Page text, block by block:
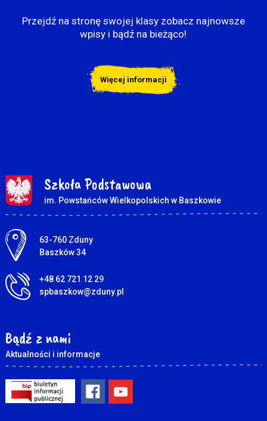
Przejdź na stronę swojej klasy zobacz najnowsze
wpisy i bądź na bieżąco!
Więcej informacji
Szkoła Podstawowa
im. Powstańców Wielkopolskich w Baszkowie
Adres pocztowy:
63-760 Zduny
Baszków 34
+48 62 721 12 29
spbaszkow@zduny.pl
Bądź z nami
Aktualności i informacje